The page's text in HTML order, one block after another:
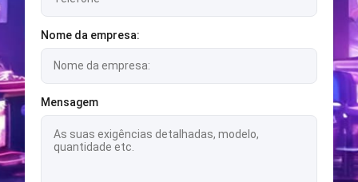
Nome da empresa:
Mensagem